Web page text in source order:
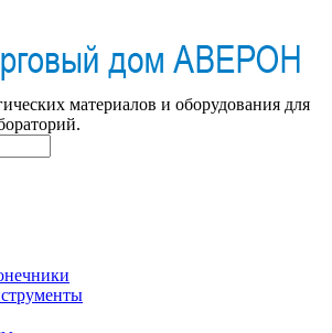
материалов и оборудования для